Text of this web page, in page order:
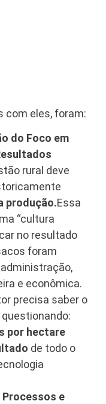
com eles, foram:
do Foco em
rural deve
produção.Essa
“cultura
no resultado
foram
e econômica.
precisa saber o
por hectare
de todo o
Processos e